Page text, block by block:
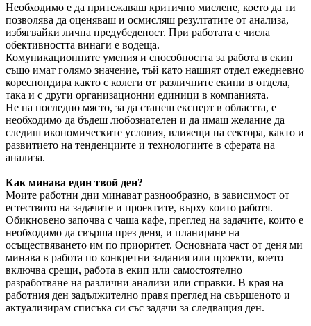
Необходимо е да притежаваш критично мислене, което да ти
позволява да оценяваш и осмисляш резултатите от анализа,
избягвайки лична предубеденост. При работата с числа
обективността винаги е водеща.
Комуникационните умения и способността за работа в екип
също имат голямо значение, тъй като нашият отдел ежедневно
кореспондира както с колеги от различните екипи в отдела,
така и с други организационни единици в компанията.
Не на последно място, за да станеш експерт в областта, е
необходимо да бъдеш любознателен и да имаш желание да
следиш икономическите условия, влияещи на сектора, както и
развитието на тенденциите и технологиите в сферата на
анализа.
Как минава един твой ден?
Моите работни дни минават разнообразно, в зависимост от
естеството на задачите и проектите, върху които работя.
Обикновено започва с чаша кафе, преглед на задачите, които е
необходимо да свърша през деня, и планиране на
осъществяването им по приоритет. Основната част от деня ми
минава в работа по конкретни задания или проекти, което
включва срещи, работа в екип или самостоятелно
разработване на различни анализи или справки. В края на
работния ден задължително правя преглед на свършеното и
актуализирам списъка си със задачи за следващия ден.